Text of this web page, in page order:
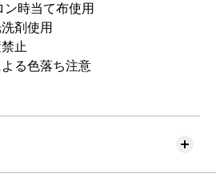
時当て布使用
剤使用
止
る色落ち注意